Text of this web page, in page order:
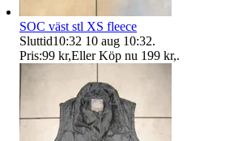
SOC väst stl XS fleece
Sluttid10:32 10 aug 10:32.
Pris:99 kr,Eller Köp nu 199 kr,.